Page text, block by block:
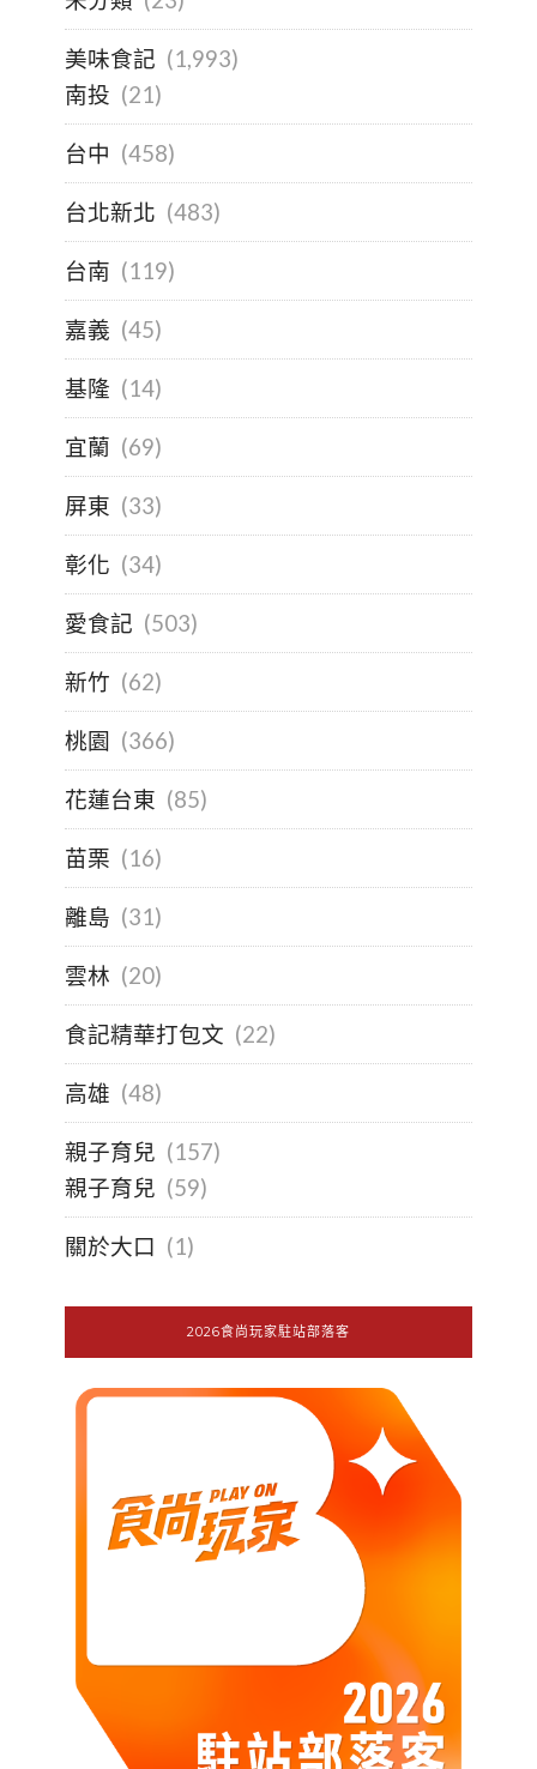
美味食記 (1,993)
南投 (21)
台中 (458)
台北新北 (483)
台南 (119)
嘉義 (45)
基隆 (14)
宜蘭 (69)
屏東 (33)
彰化 (34)
愛食記 (503)
新竹 (62)
桃園 (366)
花蓮台東 (85)
苗栗 (16)
離島 (31)
雲林 (20)
食記精華打包文 (22)
高雄 (48)
親子育兒 (157)
親子育兒 (59)
關於大口 (1)
2026食尚玩家駐站部落客